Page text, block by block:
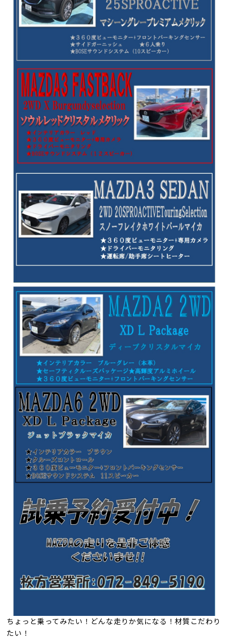
ちょっと乗ってみたい！どんな走りか気になる！材質こだわり
たい！